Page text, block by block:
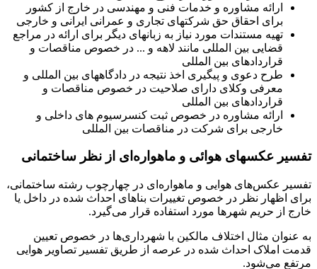
ارائه مشاوره و خدمات فنی و مهندسی در خارج از کشور
برای احقاق حق شرکتهای تجاری و عمرانی ایرانی و خارجی
تهیه مستندات مورد نیاز به زبانهای دیگر برای ارائه در مراجع
قضایی بین المللی مانند لاهه و ... در خصوص مناقصات و
قراردادهای بین المللی
طرح دعوی و پیگیری اخذ نتیجه در دادگاههای بین المللی و
معرفی وکلای دارای صلاحیت در خصوص مناقصات و
قراردادهای بین المللی
ارائه مشاوره در خصوص ثبت کنسرسیوم های داخلی و
خارجی برای شرکت در مناقصات بین المللی
تفسیر عکسهای هوائی و ماهواره‌ای از نظر ساختمانی
تفسیر عکس‌های هوایی و ماهواره‌ای در چهارچوب رشته ساختمانی،
برای اظهار نظر در خصوص تغییرات بناهای احداث شده در داخل یا
خارج از حریم شهرها مورد استفاده قرار می‌گیرد.
به عنوان مثال اختلاف مالکین با شهرداری‌ها در خصوص تعیین
قدمت املاک احداث شده در عرصه از طریق تفسیر تصاویر هوایی
مرتفع می‌شود.